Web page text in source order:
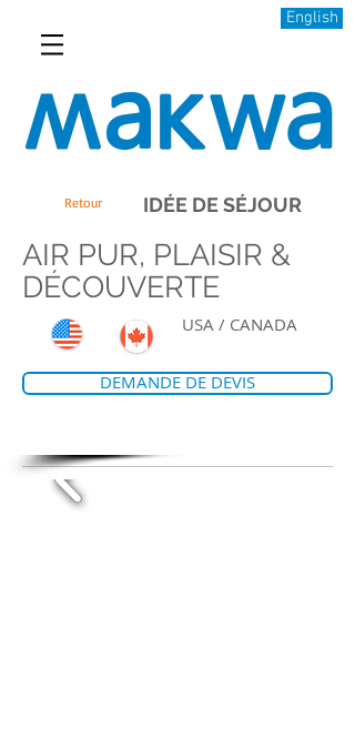
English
Retour IDÉE DE SÉJOUR
AIR PUR, PLAISIR &
DÉCOUVERTE
USA / CANADA
DEMANDE DE DEVIS